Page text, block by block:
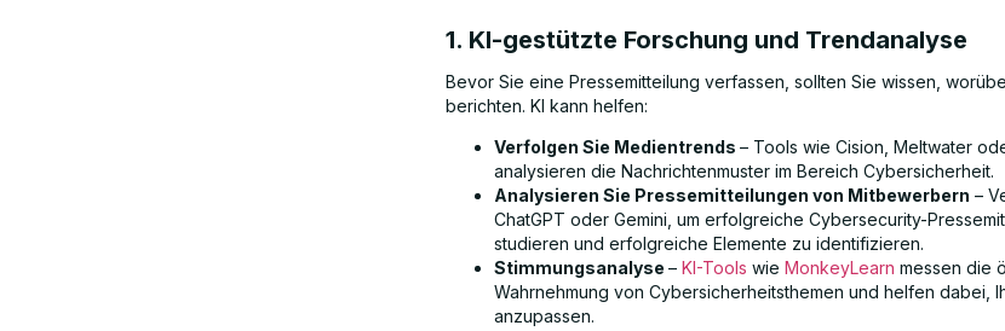
1. KI-gestützte Forschung und Trendanalyse
Bevor Sie eine Pressemitteilung verfassen, sollten Sie wissen,
berichten. KI kann helfen:
Verfolgen Sie Medientrends – Tools wie Cision, Meltwater
analysieren die Nachrichtenmuster im Bereich Cybersicherheit.
Analysieren Sie Pressemitteilungen von Mitbewerbern –
ChatGPT oder Gemini, um erfolgreiche Cybersecurity-
studieren und erfolgreiche Elemente zu identifizieren.
Stimmungsanalyse – KI-Tools wie MonkeyLearn messen die
Wahrnehmung von Cybersicherheitsthemen und helfen dabei,
anzupassen.